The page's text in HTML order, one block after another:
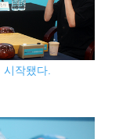
작됐다.